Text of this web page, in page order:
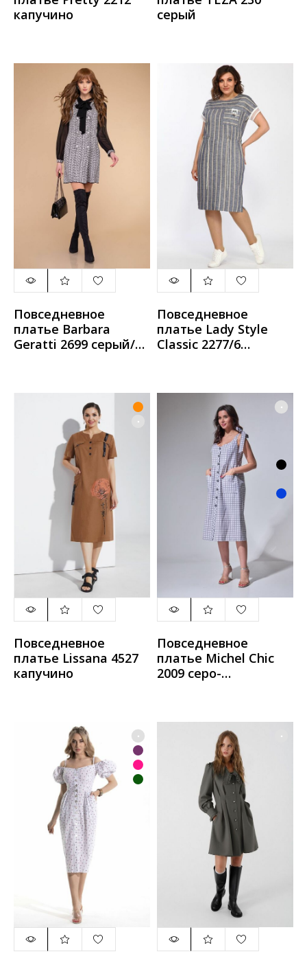
капучино
серый
Повседневное
платье Barbara
Geratti 2699 серый/
Повседневное
платье Lady Style
Classic 2277/6
Повседневное
платье Lissana 4527
капучино
Повседневное
платье Michel Chic
2009 серо-